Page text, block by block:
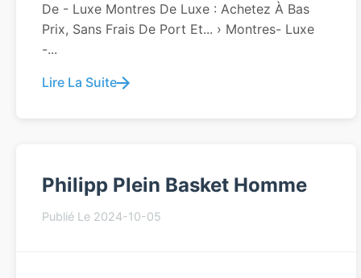
De - Luxe Montres De Luxe : Achetez À Bas
Prix, Sans Frais De Port Et... › Montres- Luxe
-...
Lire La Suite
Philipp Plein Basket Homme
Publié Le 2024-10-05